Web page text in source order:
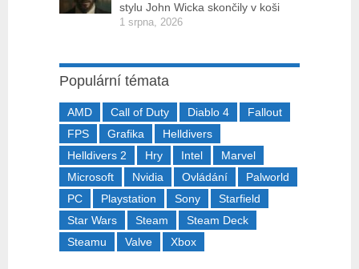
stylu John Wicka skončily v koši
1 srpna, 2026
Populární témata
AMD Call of Duty Diablo 4
Fallout
FPS
Grafika
Helldivers
Helldivers 2
Hry Intel
Marvel
Microsoft
Nvidia Ovládání
Palworld
PC
Playstation Sony
Starfield
Star Wars
Steam
Steam Deck
Steamu
Valve Xbox